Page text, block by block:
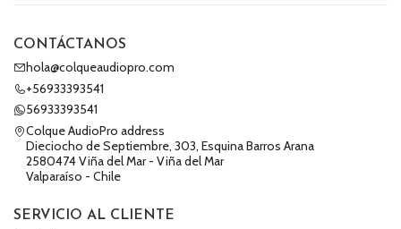
CONTÁCTANOS
hola@colqueaudiopro.com
+56933393541
56933393541
Colque AudioPro address
Dieciocho de Septiembre, 303, Esquina Barros Arana
2580474 Viña del Mar - Viña del Mar
Valparaíso - Chile
SERVICIO AL CLIENTE